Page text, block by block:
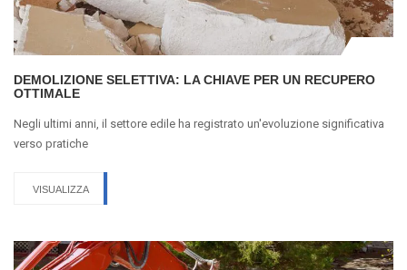
DEMOLIZIONE SELETTIVA: LA CHIAVE PER UN RECUPERO
OTTIMALE
Negli ultimi anni, il settore edile ha registrato un'evoluzione significativa
verso pratiche
VISUALIZZA